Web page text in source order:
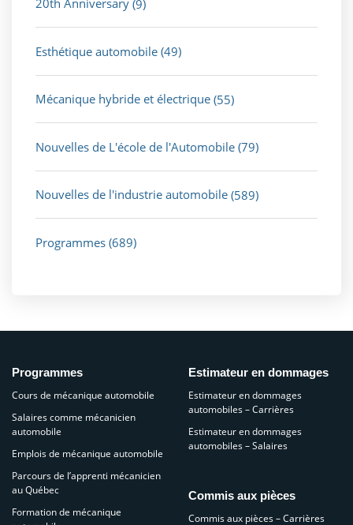
20th Anniversary (9)
Esthétique automobile (49)
Mécanique hybride et électrique (55)
Nouvelles de L'école de l'Automobile (79)
Nouvelles de l'industrie automobile (589)
Programmes (689)
Programmes
Cours de mécanique automobile
Salaires comme mécanicien
automobile
Emplois de mécanique automobile
Parcours de l’apprenti mécanicien
au Québec
Formation de mécanique
Estimateur en dommages
Estimateur en dommages
automobiles – Carrières
Estimateur en dommages
automobiles – Salaires
Commis aux pièces
Commis aux pièces – Carrières